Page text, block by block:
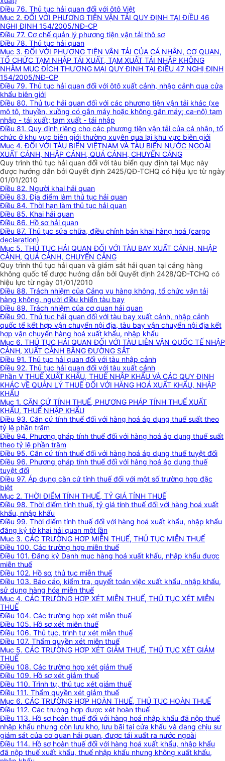
Điều 76. Thủ tục hải quan đối với ôtô Việt
Mục 2. ĐỐI VỚI PHƯƠNG TIỆN VẬN TẢI QUY ĐỊNH TẠI ĐIỀU 46
NGHỊ ĐỊNH 154/2005/NĐ-CP
Điều 77. Cơ chế quản lý phương tiện vận tải thô sơ
Điều 78. Thủ tục hải quan
Mục 3. ĐỐI VỚI PHƯƠNG TIỆN VẬN TẢI CỦA CÁ NHÂN, CƠ QUAN,
TỔ CHỨC TẠM NHẬP TÁI XUẤT, TẠM XUẤT TÁI NHẬP KHÔNG
NHẰM MỤC ĐÍCH THƯƠNG MẠI QUY ĐỊNH TẠI ĐIỀU 47 NGHỊ ĐỊNH
154/2005/NĐ-CP
Điều 79. Thủ tục hải quan đối với ôtô xuất cảnh, nhập cảnh qua cửa
khẩu biên giới
Điều 80. Thủ tục hải quan đối với các phương tiện vận tải khác (xe
mô tô, thuyền, xuồng có gắn máy hoặc không gắn máy; ca-nô) tạm
nhập - tái xuất; tạm xuất - tái nhập
Điều 81. Quy định riêng cho các phương tiện vận tải của cá nhân, tổ
chức ở khu vực biên giới thường xuyên qua lại khu vực biên giới
Mục 4. ĐỐI VỚI TÀU BIỂN VIỆTNAM VÀ TÀU BIỂN NƯỚC NGOÀI
XUẤT CẢNH, NHẬP CẢNH, QUÁ CẢNH, CHUYỂN CẢNG
Quy trình thủ tục hải quan đối với tàu biển quy định tại Mục này
được hướng dẫn bởi Quyết định 2425/QĐ-TCHQ có hiệu lực từ ngày
01/01/2010
Điều 82. Người khai hải quan
Điều 83. Địa điểm làm thủ tục hải quan
Điều 84. Thời hạn làm thủ tục hải quan
Điều 85. Khai hải quan
Điều 86. Hồ sơ hải quan
Điều 87. Thủ tục sửa chữa, điều chỉnh bản khai hàng hoá (cargo
declaration)
Mục 5. THỦ TỤC HẢI QUAN ĐỐI VỚI TÀU BAY XUẤT CẢNH, NHẬP
CẢNH, QUÁ CẢNH, CHUYỂN CẢNG
Quy trình thủ tục hải quan và giám sát hải quan tại cảng hàng
không quốc tế được hướng dẫn bởi Quyết định 2428/QĐ-TCHQ có
hiệu lực từ ngày 01/01/2010
Điều 88. Trách nhiệm của Cảng vụ hàng không, tổ chức vận tải
hàng không, người điều khiển tàu bay
Điều 89. Trách nhiệm của cơ quan hải quan
Điều 90. Thủ tục hải quan đối với tàu bay xuất cảnh, nhập cảnh
quốc tế kết hợp vận chuyển nội địa, tàu bay vận chuyển nội địa kết
hợp vận chuyển hàng hoá xuất khẩu, nhập khẩu
Mục 6. THỦ TỤC HẢI QUAN ĐỐI VỚI TÀU LIÊN VẬN QUỐC TẾ NHẬP
CẢNH, XUẤT CẢNH BẰNG ĐƯỜNG SẮT
Điều 91. Thủ tục hải quan đối với tàu nhập cảnh
Điều 92. Thủ tục hải quan đối với tàu xuất cảnh
Phần V THUẾ XUẤT KHẨU, THUẾ NHẬP KHẨU VÀ CÁC QUY ĐỊNH
KHÁC VỀ QUẢN LÝ THUẾ ĐỐI VỚI HÀNG HOÁ XUẤT KHẨU, NHẬP
KHẨU
Mục 1. CĂN CỨ TÍNH THUẾ, PHƯƠNG PHÁP TÍNH THUẾ XUẤT
KHẨU, THUẾ NHẬP KHẨU
Điều 93. Căn cứ tính thuế đối với hàng hoá áp dụng thuế suất theo
tỷ lệ phần trăm
Điều 94. Phương pháp tính thuế đối với hàng hoá áp dụng thuế suất
theo tỷ lệ phần trăm
Điều 95. Căn cứ tính thuế đối với hàng hoá áp dụng thuế tuyệt đối
Điều 96. Phương pháp tính thuế đối với hàng hoá áp dụng thuế
tuyệt đối
Điều 97. Áp dụng căn cứ tính thuế đối với một số trường hợp đặc
biệt
Mục 2. THỜI ĐIỂM TÍNH THUẾ, TỶ GIÁ TÍNH THUẾ
Điều 98. Thời điểm tính thuế, tỷ giá tính thuế đối với hàng hoá xuất
khẩu, nhập khẩu
Điều 99. Thời điểm tính thuế đối với hàng hoá xuất khẩu, nhập khẩu
đăng ký tờ khai hải quan một lần
Mục 3. CÁC TRƯỜNG HỢP MIỄN THUẾ, THỦ TỤC MIỄN THUẾ
Điều 100. Các trường hợp miễn thuế
Điều 101. Đăng ký Danh mục hàng hoá xuất khẩu, nhập khẩu được
miễn thuế
Điều 102. Hồ sơ, thủ tục miễn thuế
Điều 103. Báo cáo, kiểm tra, quyết toán việc xuất khẩu, nhập khẩu,
sử dụng hàng hóa miễn thuế
Mục 4. CÁC TRƯỜNG HỢP XÉT MIỄN THUẾ, THỦ TỤC XÉT MIỄN
THUẾ
Điều 104. Các trường hợp xét miễn thuế
Điều 105. Hồ sơ xét miễn thuế
Điều 106. Thủ tục, trình tự xét miễn thuế
Điều 107. Thẩm quyền xét miễn thuế
Mục 5. CÁC TRƯỜNG HỢP XÉT GIẢM THUẾ, THỦ TỤC XÉT GIẢM
THUẾ
Điều 108. Các trường hợp xét giảm thuế
Điều 109. Hồ sơ xét giảm thuế
Điều 110. Trình tự, thủ tục xét giảm thuế
Điều 111. Thẩm quyền xét giảm thuế
Mục 6. CÁC TRƯỜNG HỢP HOÀN THUẾ, THỦ TỤC HOÀN THUẾ
Điều 112. Các trường hợp được xét hoàn thuế
Điều 113. Hồ sơ hoàn thuế đối với hàng hoá nhập khẩu đã nộp thuế
nhập khẩu nhưng còn lưu kho, lưu bãi tại cửa khẩu và đang chịu sự
giám sát của cơ quan hải quan, được tái xuất ra nước ngoài
Điều 114. Hồ sơ hoàn thuế đối với hàng hoá xuất khẩu, nhập khẩu
đã nộp thuế xuất khẩu, thuế nhập khẩu nhưng không xuất khẩu,